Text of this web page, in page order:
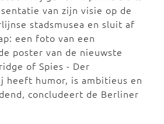
van zijn visie op de
stadsmusea en sluit af
een foto van een
poster van de nieuwste
of Spies - Der
heeft humor, is ambitieus en
concludeert de Berliner